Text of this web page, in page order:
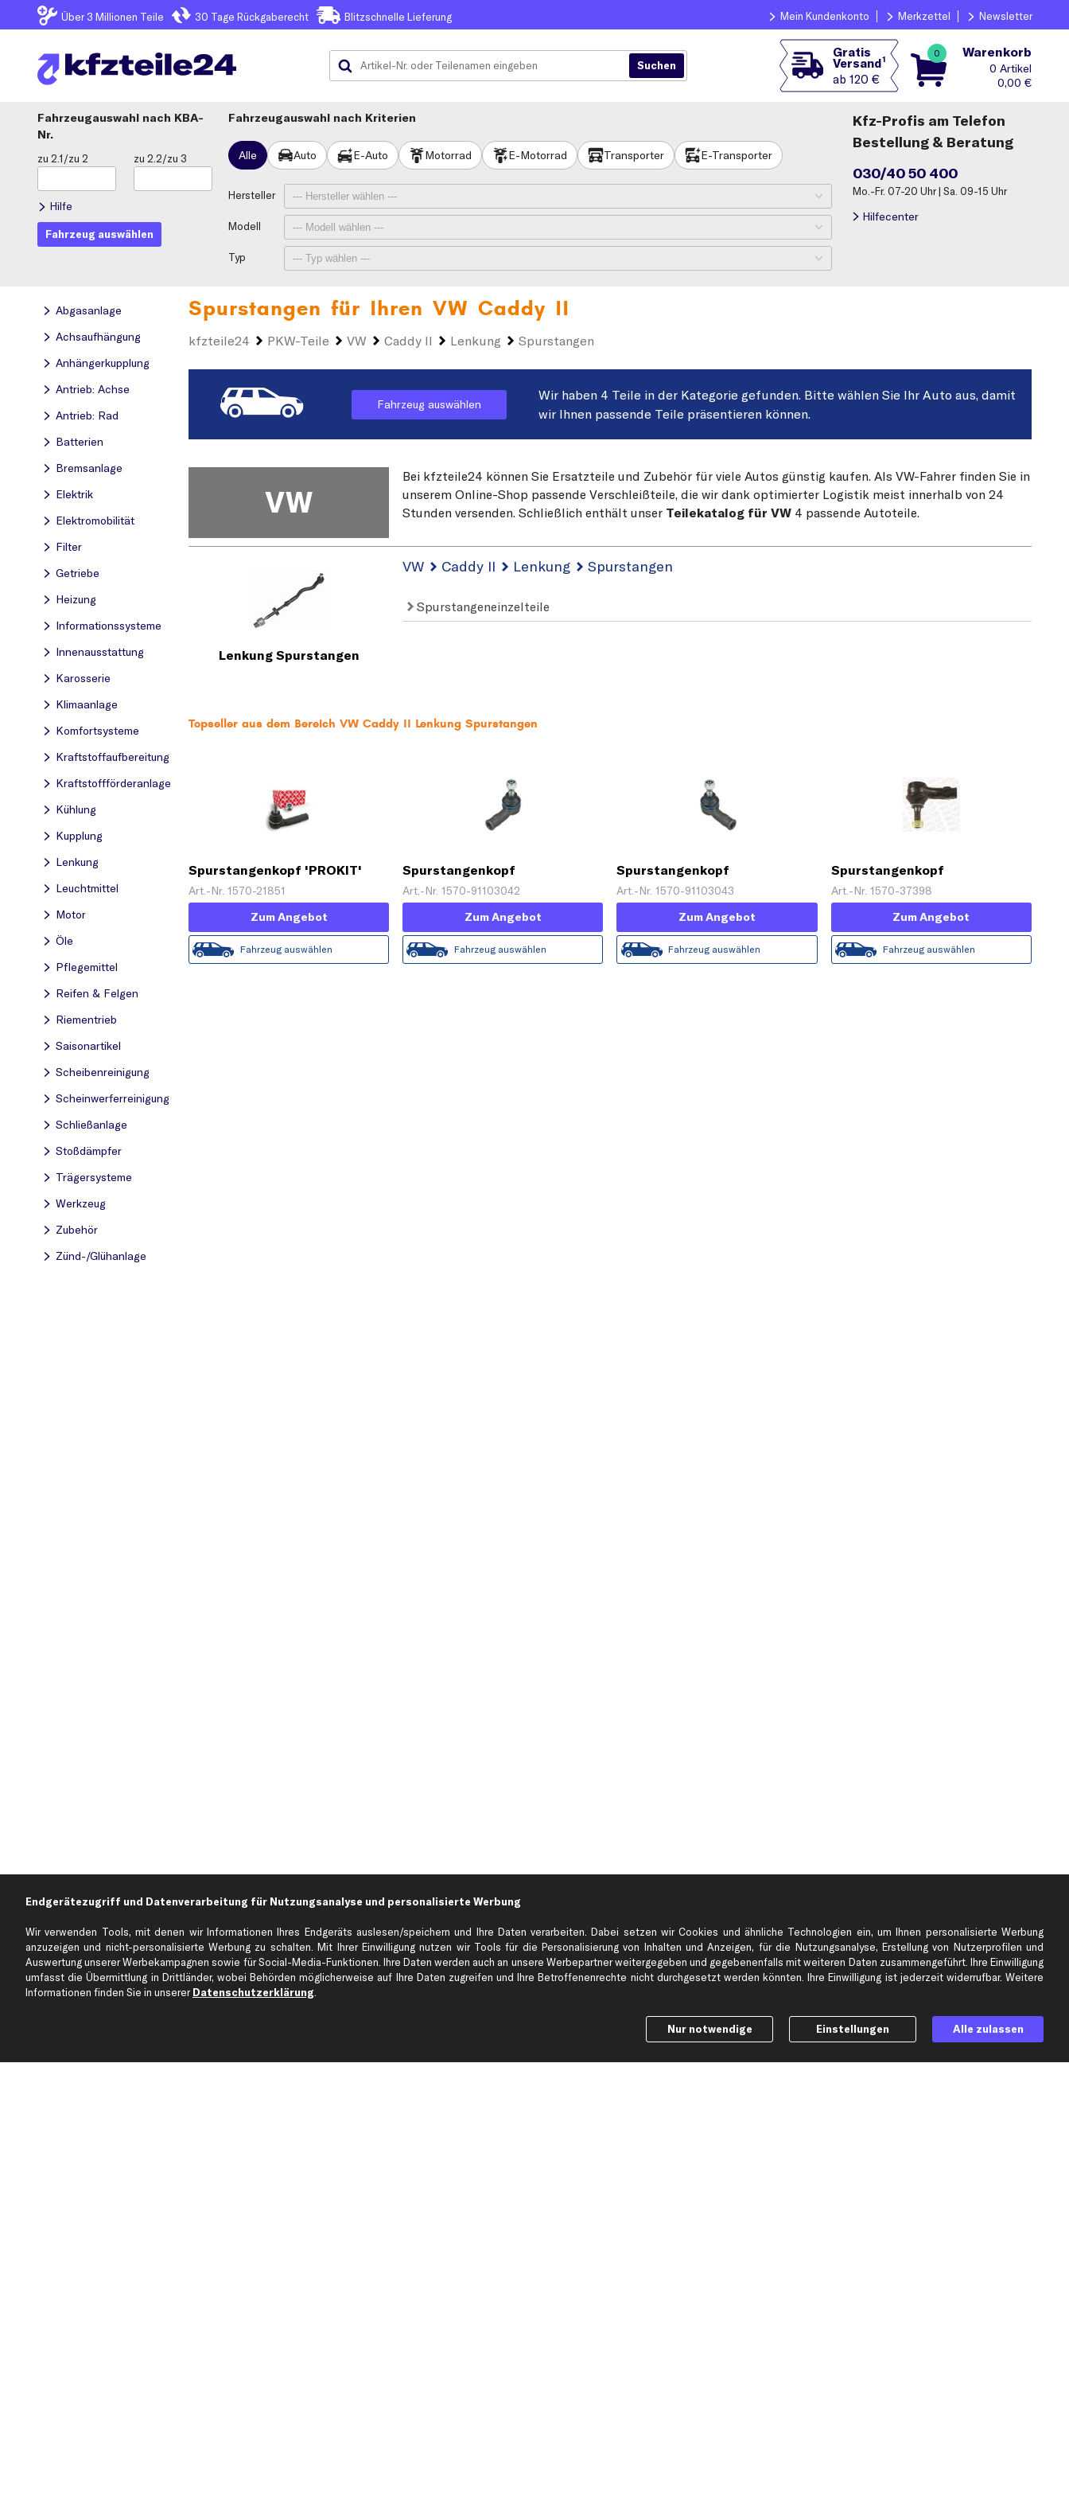
Über 3 Millionen Teile 30 Tage Rückgaberecht Blitzschnelle Lieferung Mein Kundenkonto Merkzettel Newsletter
Gratis
Versand1
ab 120 €
0 Warenkorb
0
0,00 €
Fahrzeugauswahl
KBA-
Nr.
zu 2.1/zu 2 zu 2.2/zu 3
Hilfe
Fahrzeug auswählen
Fahrzeugauswahl nach Kriterien
Alle Auto E-Auto Motorrad E-Motorrad Transporter E-Transporter
Hersteller
Modell
Typ
Kfz-Profis am Telefon
Bestellung & Beratung
030/40 50 400
Mo.-Fr. 07-20 Uhr | Sa. 09-15 Uhr
Hilfecenter
Abgasanlage
Achsaufhängung
Anhängerkupplung
Antrieb: Achse
Antrieb: Rad
Batterien
Bremsanlage
Elektrik
Elektromobilität
Filter
Getriebe
Heizung
Informationssysteme
Innenausstattung
Karosserie
Klimaanlage
Komfortsysteme
Kraftstoff­aufbereitung
Kraftstoff­förderanlage
Kühlung
Kupplung
Lenkung
Leuchtmittel
Motor
Öle
Pflegemittel
Reifen & Felgen
Riementrieb
Saisonartikel
Scheibenreinigung
Scheinwerferreinigung
Schließanlage
Stoßdämpfer
Trägersysteme
Werkzeug
Zubehör
Zünd-/Glühanlage
Spurstangen für Ihren VW Caddy II
kfzteile24 PKW-Teile VW Caddy II Lenkung Spurstangen
Fahrzeug auswählen
Wir haben 4 Teile in der Kategorie gefunden. Bitte wählen Sie Ihr Auto aus, damit
wir Ihnen passende Teile präsentieren können.
VW
Bei kfzteile24 können Sie Ersatzteile und Zubehör für viele Autos günstig kaufen. Als VW-Fahrer finden Sie in
unserem Online-Shop passende Verschleißteile, die wir dank optimierter Logistik meist innerhalb von 24
Stunden versenden. Schließlich enthält unser Teilekatalog für VW 4 passende Autoteile.
Lenkung Spurstangen
VW Caddy II Lenkung Spurstangen
Spurstangeneinzelteile
Topseller aus dem Bereich VW Caddy II Lenkung Spurstangen
Spurstangenkopf 'PROKIT'
Art.-Nr. 1570-21851
Zum Angebot
Fahrzeug auswählen
Spurstangenkopf
Art.-Nr. 1570-91103042
Zum Angebot
Fahrzeug auswählen
Spurstangenkopf
Art.-Nr. 1570-91103043
Zum Angebot
Fahrzeug auswählen
Spurstangenkopf
Art.-Nr. 1570-37398
Zum Angebot
Fahrzeug auswählen
Über kfzteile24
Über uns
Kundenservice
Zahlung
Hilfe & Support Top Produkte
Bremssattel
Top Automarken
Ford Ersatzteile
Endgerätezugriff und Datenverarbeitung für Nutzungsanalyse und personalisierte Werbung
Wir verwenden Tools, mit denen wir Informationen Ihres Endgeräts auslesen/speichern und Ihre Daten verarbeiten. Dabei setzen wir Cookies und ähnliche Technologien ein, um Ihnen personalisierte Werbung
anzuzeigen und nicht-personalisierte Werbung zu schalten. Mit Ihrer Einwilligung nutzen wir Tools für die Personalisierung von Inhalten und Anzeigen, für die Nutzungsanalyse, Erstellung von Nutzerprofilen und
Auswertung unserer Werbekampagnen sowie für Social-Media-Funktionen. Ihre Daten werden auch an unsere Werbepartner weitergegeben und gegebenenfalls mit weiteren Daten zusammengeführt. Ihre Einwilligung
umfasst die Übermittlung in Drittländer, wobei Behörden möglicherweise auf Ihre Daten zugreifen und Ihre Betroffenenrechte nicht durchgesetzt werden könnten. Ihre Einwilligung ist jederzeit widerrufbar. Weitere
Informationen finden Sie in unsererDatenschutzerklärung
Nur notwendige Einstellungen Alle zulassen